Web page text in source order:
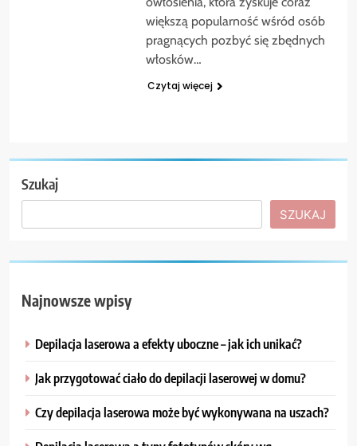
większą popularność wśród osób
pragnących pozbyć się zbędnych
włosków…
Czytaj więcej
Szukaj
SZUKAJ
Najnowsze wpisy
Depilacja laserowa a efekty uboczne – jak ich unikać?
Jak przygotować ciało do depilacji laserowej w domu?
Czy depilacja laserowa może być wykonywana na uszach?